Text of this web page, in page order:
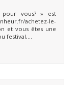
pour vous? » est
achetez-le-
et vous êtes une
festival,...